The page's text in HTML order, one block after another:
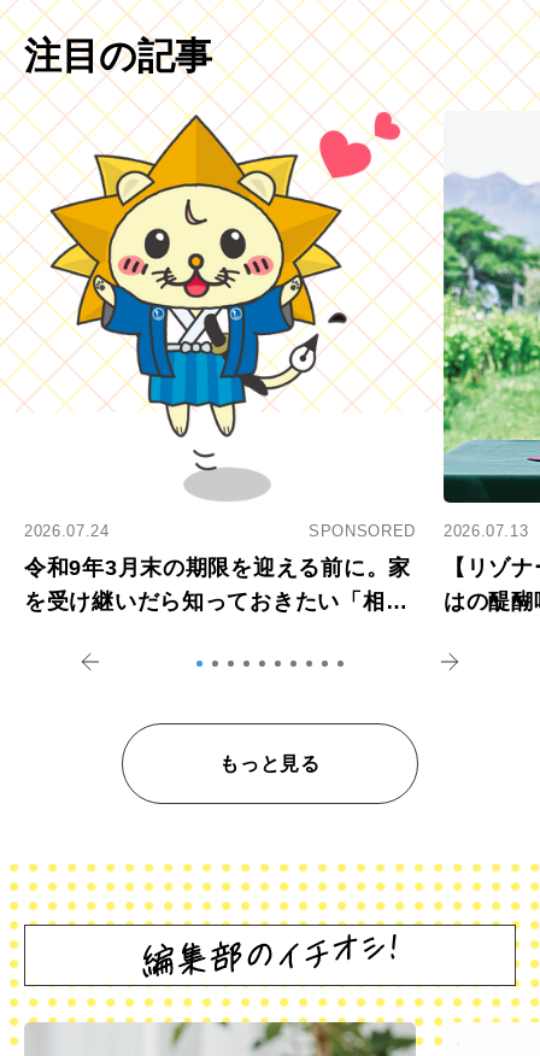
注目の記事
2026.07.24 SPONSORED
令和9年3月末の期限を迎える前に。家
を受け継いだら知っておきたい「相続
2026.07.13
【リゾ
はの醍
もっと見る